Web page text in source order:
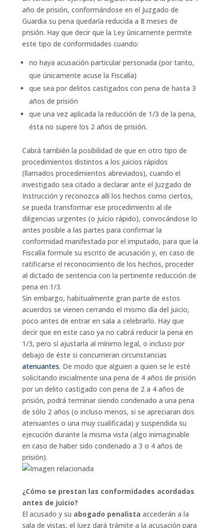
año de prisión, conformándose en el Juzgado de
Guardia su pena quedaría reducida a 8 meses de
prisión. Hay que decir que la Ley únicamente permite
este tipo de conformidades cuando:
no haya acusación particular personada (por tanto,
que únicamente acuse la Fiscalía)
que sea por delitos castigados con pena de hasta 3
años de prisión
que una vez aplicada la reducción de 1/3 de la pena,
ésta no supere los 2 años de prisión.
Cabrá también la posibilidad de que en otro tipo de
procedimientos distintos a los juicios rápidos
(llamados procedimientos abreviados), cuando el
investigado sea citado a declarar ante el Juzgado de
Instrucción y reconozca allí los hechos como ciertos,
se pueda transformar ese procedimiento al de
diligencias urgentes (o juicio rápido), convocándose lo
antes posible a las partes para confirmar la
conformidad manifestada por el imputado, para que la
Fiscalía formule su escrito de acusación y, en caso de
ratificarse el reconocimiento de los hechos, proceder
al dictado de sentencia con la pertinente reducción de
pena en 1/3.
Sin embargo, habitualmente gran parte de estos
acuerdos se vienen cerrando el mismo día del juicio,
poco antes de entrar en sala a celebrarlo. Hay que
decir que en este caso ya no cabrá reducir la pena en
1/3, pero sí ajustarla al mínimo legal, o incluso por
debajo de éste si concurrieran circunstancias
atenuantes. De modo que alguien a quien se le esté
solicitando inicialmente una pena de 4 años de prisión
por un delito castigado con pena de 2 a 4 años de
prisión, podrá terminar siendo condenado a una pena
de sólo 2 años (o incluso menos, si se apreciaran dos
atenuantes o una muy cualificada) y suspendida su
ejecución durante la misma vista (algo inimaginable
en caso de haber sido condenado a 3 o 4 años de
prisión).
¿Cómo se prestan las conformidades acordadas
antes de juicio?
El acusado y su abogado penalista accederán a la
sala de vistas, el Juez dará trámite a la acusación para